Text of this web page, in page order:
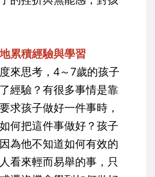
累積經驗與學習
來思考，4～7歲的孩子
經驗？有很多事情是靠
求孩子做好一件事時，
何把這件事做好？孩子
為他不知道如何有效的
看來輕而易舉的事，只